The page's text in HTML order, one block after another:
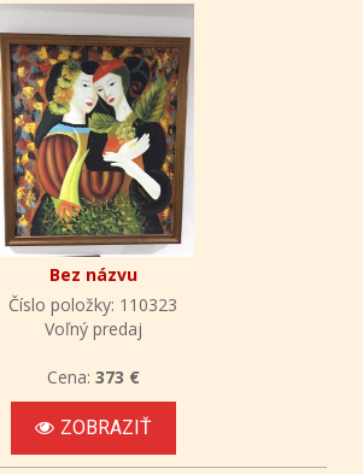
Bez názvu
Číslo položky: 110323
Voľný predaj
Cena: 373 €
ZOBRAZIŤ